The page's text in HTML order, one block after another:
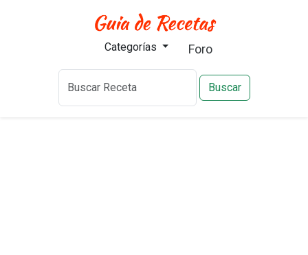
Categorías Foro
Buscar